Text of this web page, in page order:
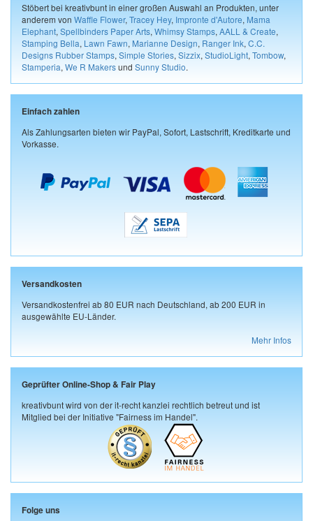
Stöbert bei kreativbunt in einer großen Auswahl an Produkten, unter
anderem von Waffle Flower, Tracey Hey, Impronte d'Autore, Mama
Elephant, Spellbinders Paper Arts, Whimsy Stamps, AALL & Create,
Stamping Bella, Lawn Fawn, Marianne Design, Ranger Ink, C.C.
Designs Rubber Stamps, Simple Stories, Sizzix, StudioLight, Tombow,
Stamperia, We R Makersund Sunny Studio.
Einfach zahlen
Als Zahlungsarten bieten wir PayPal, Sofort, Lastschrift, Kreditkarte und
Vorkasse.
Versandkosten
Versandkostenfrei ab 80 EUR nach Deutschland, ab 200 EUR in
ausgewählte EU-Länder.
Mehr Infos
Geprüfter Online-Shop & Fair Play
kreativbunt wird von der it-recht kanzlei rechtlich betreut und ist
Mitglied bei der Initiative "Fairness im Handel".
Folge uns